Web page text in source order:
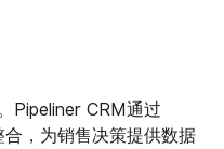
Pipeliner CRM通过
，为销售决策提供数据